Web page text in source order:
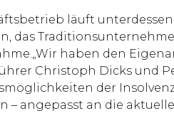
läuft
das
haben den
Christoph Dicks und
der
– angepasst an die